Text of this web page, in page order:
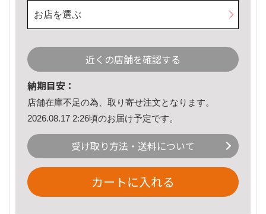
お店を選ぶ
近くの店舗を確認する
納期目安：
店舗在庫不足の為、取り寄せ注文となります。
2026.08.17 2:26頃のお届け予定です。
受け取り方法・送料について
カートに入れる